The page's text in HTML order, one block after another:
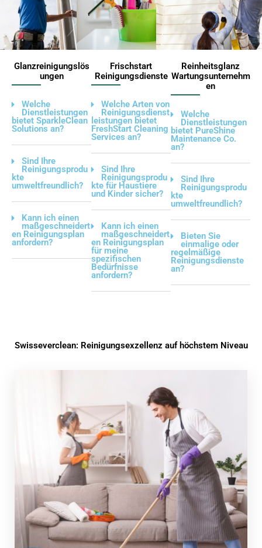
Glanzreinigungslös
ungen
Welche
Dienstleistungen
bietet SparkleClean
Solutions an?
Sind Ihre
Reinigungsprodu
kte
umweltfreundlich?
Kann ich einen
maßgeschneidert
en Reinigungsplan
anfordern?
Frischstart
Reinigungsdienste
Welche Arten von
Reinigungsdienst
leistungen bietet
FreshStart Cleaning
Services an?
Sind Ihre
Reinigungsprodu
kte für Haustiere
und Kinder sicher?
Kann ich einen
maßgeschneidert
en Reinigungsplan
für meine
spezifischen
Bedürfnisse
anfordern?
Reinheitsglanz
Wartungsunternehm
en
Welche
Dienstleistungen
bietet PureShine
Maintenance Co.
an?
Sind Ihre
Reinigungsprodu
kte
umweltfreundlich?
Bieten Sie
einmalige oder
regelmäßige
Reinigungsdienste
an?
Swisseverclean: Reinigungsexzellenz auf höchstem Niveau